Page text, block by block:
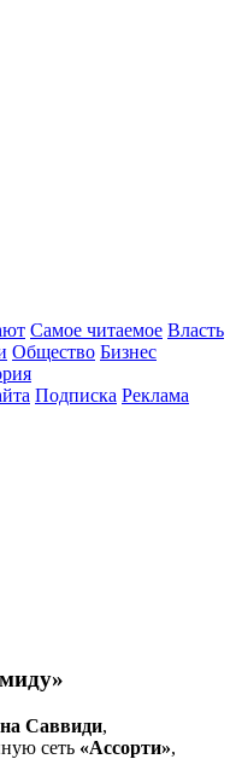
Самое читаемое Власть
Общество Бизнес
Подписка Реклама
Саввиди,
сеть «Ассорти»,